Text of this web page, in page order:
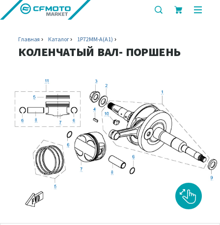
показать
поиска
Главная Каталог 1P72MM-A(A1)
КОЛЕНЧАТЫЙ ВАЛ- ПОРШЕНЬ